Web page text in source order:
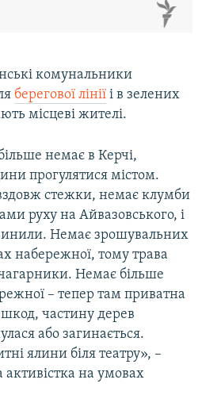
комунальники
берегової лінії і в зелених
місцеві жителі.
немає в Керчі,
прогулятися містом.
стежки, немає клумби
руху на Айвазовського, і
Немає зрошувальних
набережної, тому трава
чагарники. Немає більше
– тепер там приватна
частину дерев
або загинається.
ялини біля театру», –
активістка на умовах